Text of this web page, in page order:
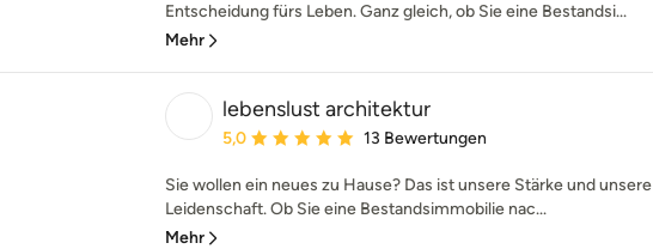
Entscheidung fürs Leben. Ganz gleich, ob Sie eine Bestandsi...
Mehr
lebenslust architektur
Durchschnittliche Bewertung: 5 von 5 Sternen
5,0 13 Bewertungen
Sie wollen ein neues zu Hause? Das ist unsere Stärke und unsere
Leidenschaft. Ob Sie eine Bestandsimmobilie nac...
Mehr